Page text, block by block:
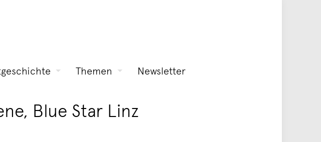
Themen Newsletter
Blue Star Linz